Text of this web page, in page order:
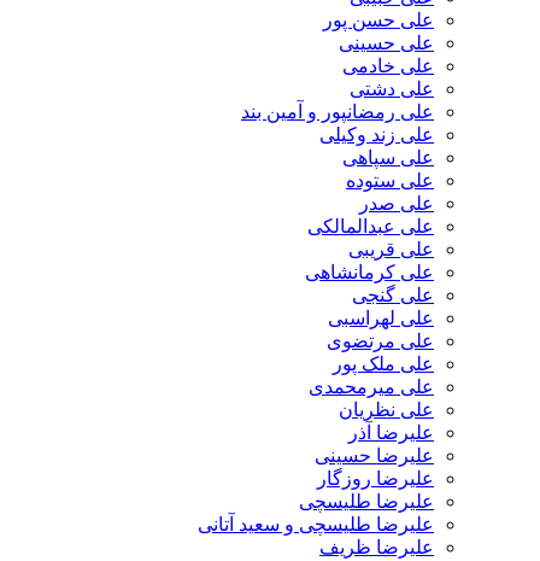
علی حسن پور
علی حسینی
علی خادمی
علی دشتی
علی رمضانپور و آمین بند
علی زند وکیلی
علی سپاهی
علی ستوده
علی صدر
علی عبدالمالکی
علی قریبی
علی کرمانشاهی
علی گنجی
علی لهراسبی
علی مرتضوی
علی ملک پور
علی میرمحمدی
علی نظریان
علیرضا آذر
علیرضا حسینی
علیرضا روزگار
علیرضا طلیسچی
علیرضا طلیسچی و سعید آتانی
علیرضا ظریف